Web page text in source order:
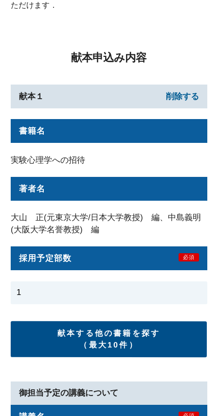
ただけます．
献本申込み内容
献本１ 削除する
書籍名
実験心理学への招待
著者名
大山 正(元東京大学/日本大学教授) 編、中島義明
(大阪大学名誉教授) 編
採用予定部数 必須
献本する他の書籍を探す
（最大10件）
御担当予定の講義について